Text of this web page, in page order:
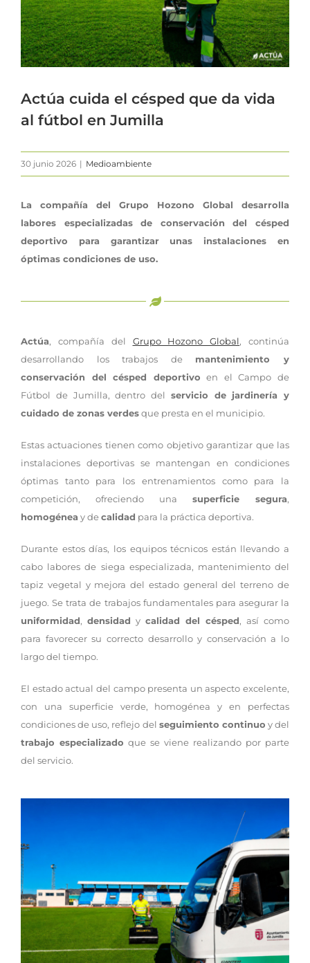
Actúa cuida el césped que da vida
al fútbol en Jumilla
30 junio 2026 | Medioambiente
La compañía del Grupo Hozono Global desarrolla
labores especializadas de conservación del césped
deportivo para garantizar unas instalaciones en
óptimas condiciones de uso.
Actúa, compañía del Grupo Hozono Global, continúa
desarrollando los trabajos de mantenimiento y
conservación del césped deportivo en el Campo de
Fútbol de Jumilla, dentro del servicio de jardinería y
cuidado de zonas verdesque presta en el municipio.
Estas actuaciones tienen como objetivo garantizar que las
instalaciones deportivas se mantengan en condiciones
óptimas tanto para los entrenamientos como para la
competición, ofreciendo una superficie segura,
homogénea y decalidad para la práctica deportiva.
Durante estos días, los equipos técnicos están llevando a
cabo labores de siega especializada, mantenimiento del
tapiz vegetal y mejora del estado general del terreno de
juego. Se trata de trabajos fundamentales para asegurar la
uniformidad, densidad y calidad del césped, así como
para favorecer su correcto desarrollo y conservación a lo
largo del tiempo.
El estado actual del campo presenta un aspecto excelente,
con una superficie verde, homogénea y en perfectas
condiciones de uso, reflejo del seguimiento continuo y del
trabajo especializado que se viene realizando por parte
del servicio.